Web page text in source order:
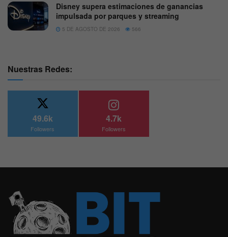
Disney supera estimaciones de ganancias
impulsada por parques y streaming
5 DE AGOSTO DE 2026 566
Nuestras Redes:
49.6k
Followers
4.7k
Followers